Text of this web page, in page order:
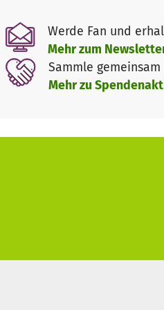
Beratungsstelle kommen,
BeraterInnen beraten
All diese Arbeit ist nicht zu
aufsuchende Beratung, sind
unsere virtuelle Spendenbox
Werde Fan und
Mehr zum
Sammle
Mehr zu